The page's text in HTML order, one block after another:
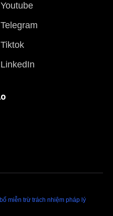
Youtube
Telegram
Tiktok
LinkedIn
miễn trừ trách nhiệm pháp lý